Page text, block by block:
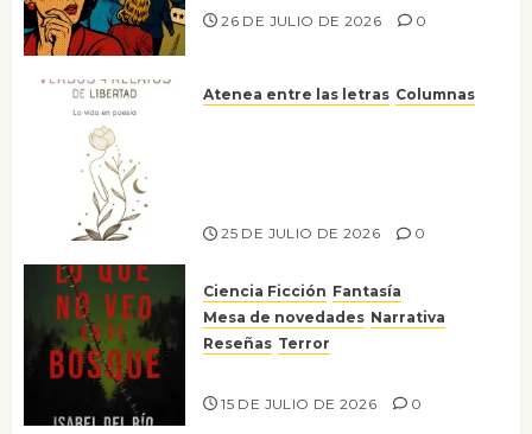
26 DE JULIO DE 2026 0
Atenea entre las letras Columnas
25 DE JULIO DE 2026 0
Ciencia Ficción Fantasía
Mesa de novedades Narrativa
Reseñas Terror
15 DE JULIO DE 2026 0